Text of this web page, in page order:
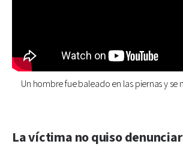
Un hombre fue baleado en las piernas y se
La víctima no quiso denunciar